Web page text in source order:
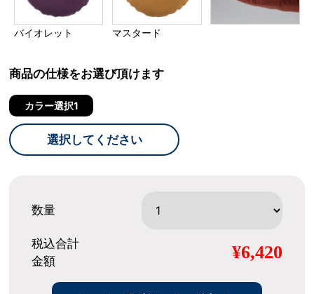
バイオレット マスタード
商品の仕様をお選び頂けます
カラー選択1
選択してください
数量
税込合計
金額
¥6,420